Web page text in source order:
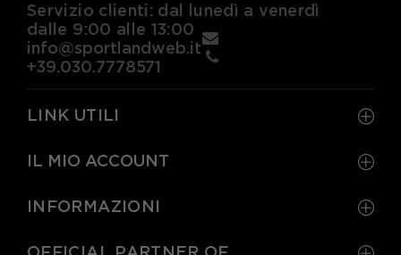
Servizio clienti: dal lunedì a venerdì
dalle 9:00 alle 13:00
info@sportlandweb.it
+39.030.7778571
LINK UTILI
IL MIO ACCOUNT
INFORMAZIONI